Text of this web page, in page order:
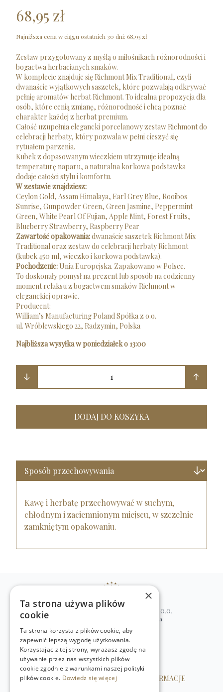
68,95 zł
Najniższa cena w ciągu ostatnich 30 dni: 68,95 zł
Zestaw przygotowany z myślą o miłośnikach różnorodności i
bogactwa herbacianych smaków.
W komplecie znajduje się Richmont Mix Traditional, czyli
dwanaście wyjątkowych saszetek, które pozwalają odkrywać
pełnię aromatów herbat Richmont. To idealna propozycja dla
osób, które cenią zmianę, różnorodność i chcą poznać
charakter każdej z herbat premium.
Całość uzupełnia elegancki porcelanowy zestaw Richmont do
celebracji herbaty, który pozwala w pełni cieszyć się
rytuałem parzenia.
Kubek z dopasowanym wieczkiem utrzymuje idealną
temperaturę naparu, a naturalna korkowa podstawka
dodaje całości stylu i komfortu.
W zestawie znajdziesz:
Ceylon Gold, Assam Himalaya, Earl Grey Blue, Rooibos
Sunrise, Gunpowder Green, Green Jasmine, Peppermint
Green, White Pearl Of Fujian, Apple Mint, Forest Fruits,
Blueberry Strawberry, Raspberry Pear
Zawartość opakowania:dwanaście saszetek Richmont Mix
Traditional oraz zestaw do celebracji herbaty Richmont
(kubek 450 ml, wieczko i korkowa podstawka).
Pochodzenie: Unia Europejska. Zapakowano w Polsce.
To doskonały pomysł na prezent lub sposób na codzienny
moment relaksu z bogactwem smaków Richmont w
eleganckiej oprawie.
Producent:
William’s Manufacturing Poland Spółka z o.o.
ul. Wróblewskiego 22, Radzymin, Polska
Najbliższa wysyłka w poniedziałek o 13:00
1
DODAJ DO KOSZYKA
Kawę i herbatę przechowywać w suchym,
chłodnym i zaciemnionym miejscu, w szczelnie
zamkniętym opakowaniu.
WILLIAM’S NATURAL PRODUCTS SP. Z O.O.
ul. Stawki 2, 00-193 Warszawa, Polska
+48 (22) 875 91 35
kontakt@w-natural.pl
Obsługa sklepu internetowego
+48 798 349 435
OBSŁUGA KLIENTA INFORMACJE
×
Ta strona używa plików
cookie
Ta strona korzysta z plików cookie, aby
zapewnić lepszą wygodę użytkowania.
Korzystając z tej strony, wyrażasz zgodę na
używanie przez nas wszystkich plików
cookie zgodnie z warunkami naszej polityki
plików cookie. Dowiedz się więcej